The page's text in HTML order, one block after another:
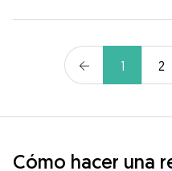
1 2
Cómo hacer una